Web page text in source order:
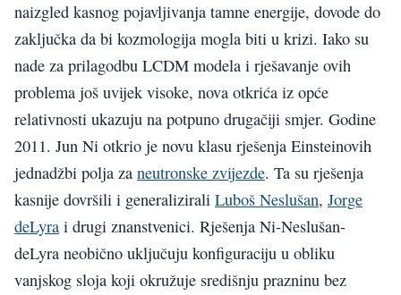
naizgled kasnog pojavljivanja tamne energije, dovode do
zaključka da bi kozmologija mogla biti u krizi. Iako su
nade za prilagodbu LCDM modela i rješavanje ovih
problema još uvijek visoke, nova otkrića iz opće
relativnosti ukazuju na potpuno drugačiji smjer. Godine
2011. Jun Ni otkrio je novu klasu rješenja Einsteinovih
jednadžbi polja za neutronske zvijezde. Ta su rješenja
kasnije dovršili i generalizirali Luboš Neslušan, Jorge
deLyra i drugi znanstvenici. Rješenja Ni-Neslušan-
deLyra neobično uključuju konfiguraciju u obliku
vanjskog sloja koji okružuje središnju prazninu bez